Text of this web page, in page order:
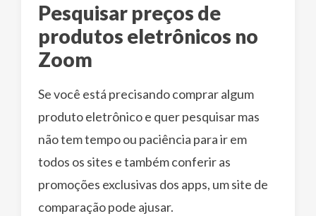
Pesquisar preços de
produtos eletrônicos no
Zoom
Se você está precisando comprar algum
produto eletrônico e quer pesquisar mas
não tem tempo ou paciência para ir em
todos os sites e também conferir as
promoções exclusivas dos apps, um site de
comparação pode ajusar.